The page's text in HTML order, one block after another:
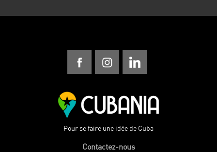
Pour se faire une idée de Cuba
Contactez-nous